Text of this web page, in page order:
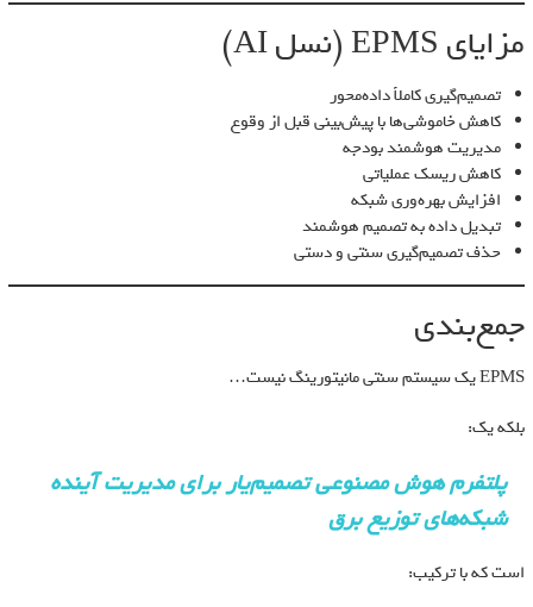
مزایای EPMS (نسل AI)
تصمیم‌گیری کاملاً داده‌محور
کاهش خاموشی‌ها با پیش‌بینی قبل از وقوع
مدیریت هوشمند بودجه
کاهش ریسک عملیاتی
افزایش بهره‌وری شبکه
تبدیل داده به تصمیم هوشمند
حذف تصمیم‌گیری سنتی و دستی
جمع‌بندی
EPMS یک سیستم سنتی مانیتورینگ نیست…
بلکه یک:
پلتفرم هوش مصنوعی تصمیم‌یار برای مدیریت آینده
شبکه‌های توزیع برق
است که با ترکیب: